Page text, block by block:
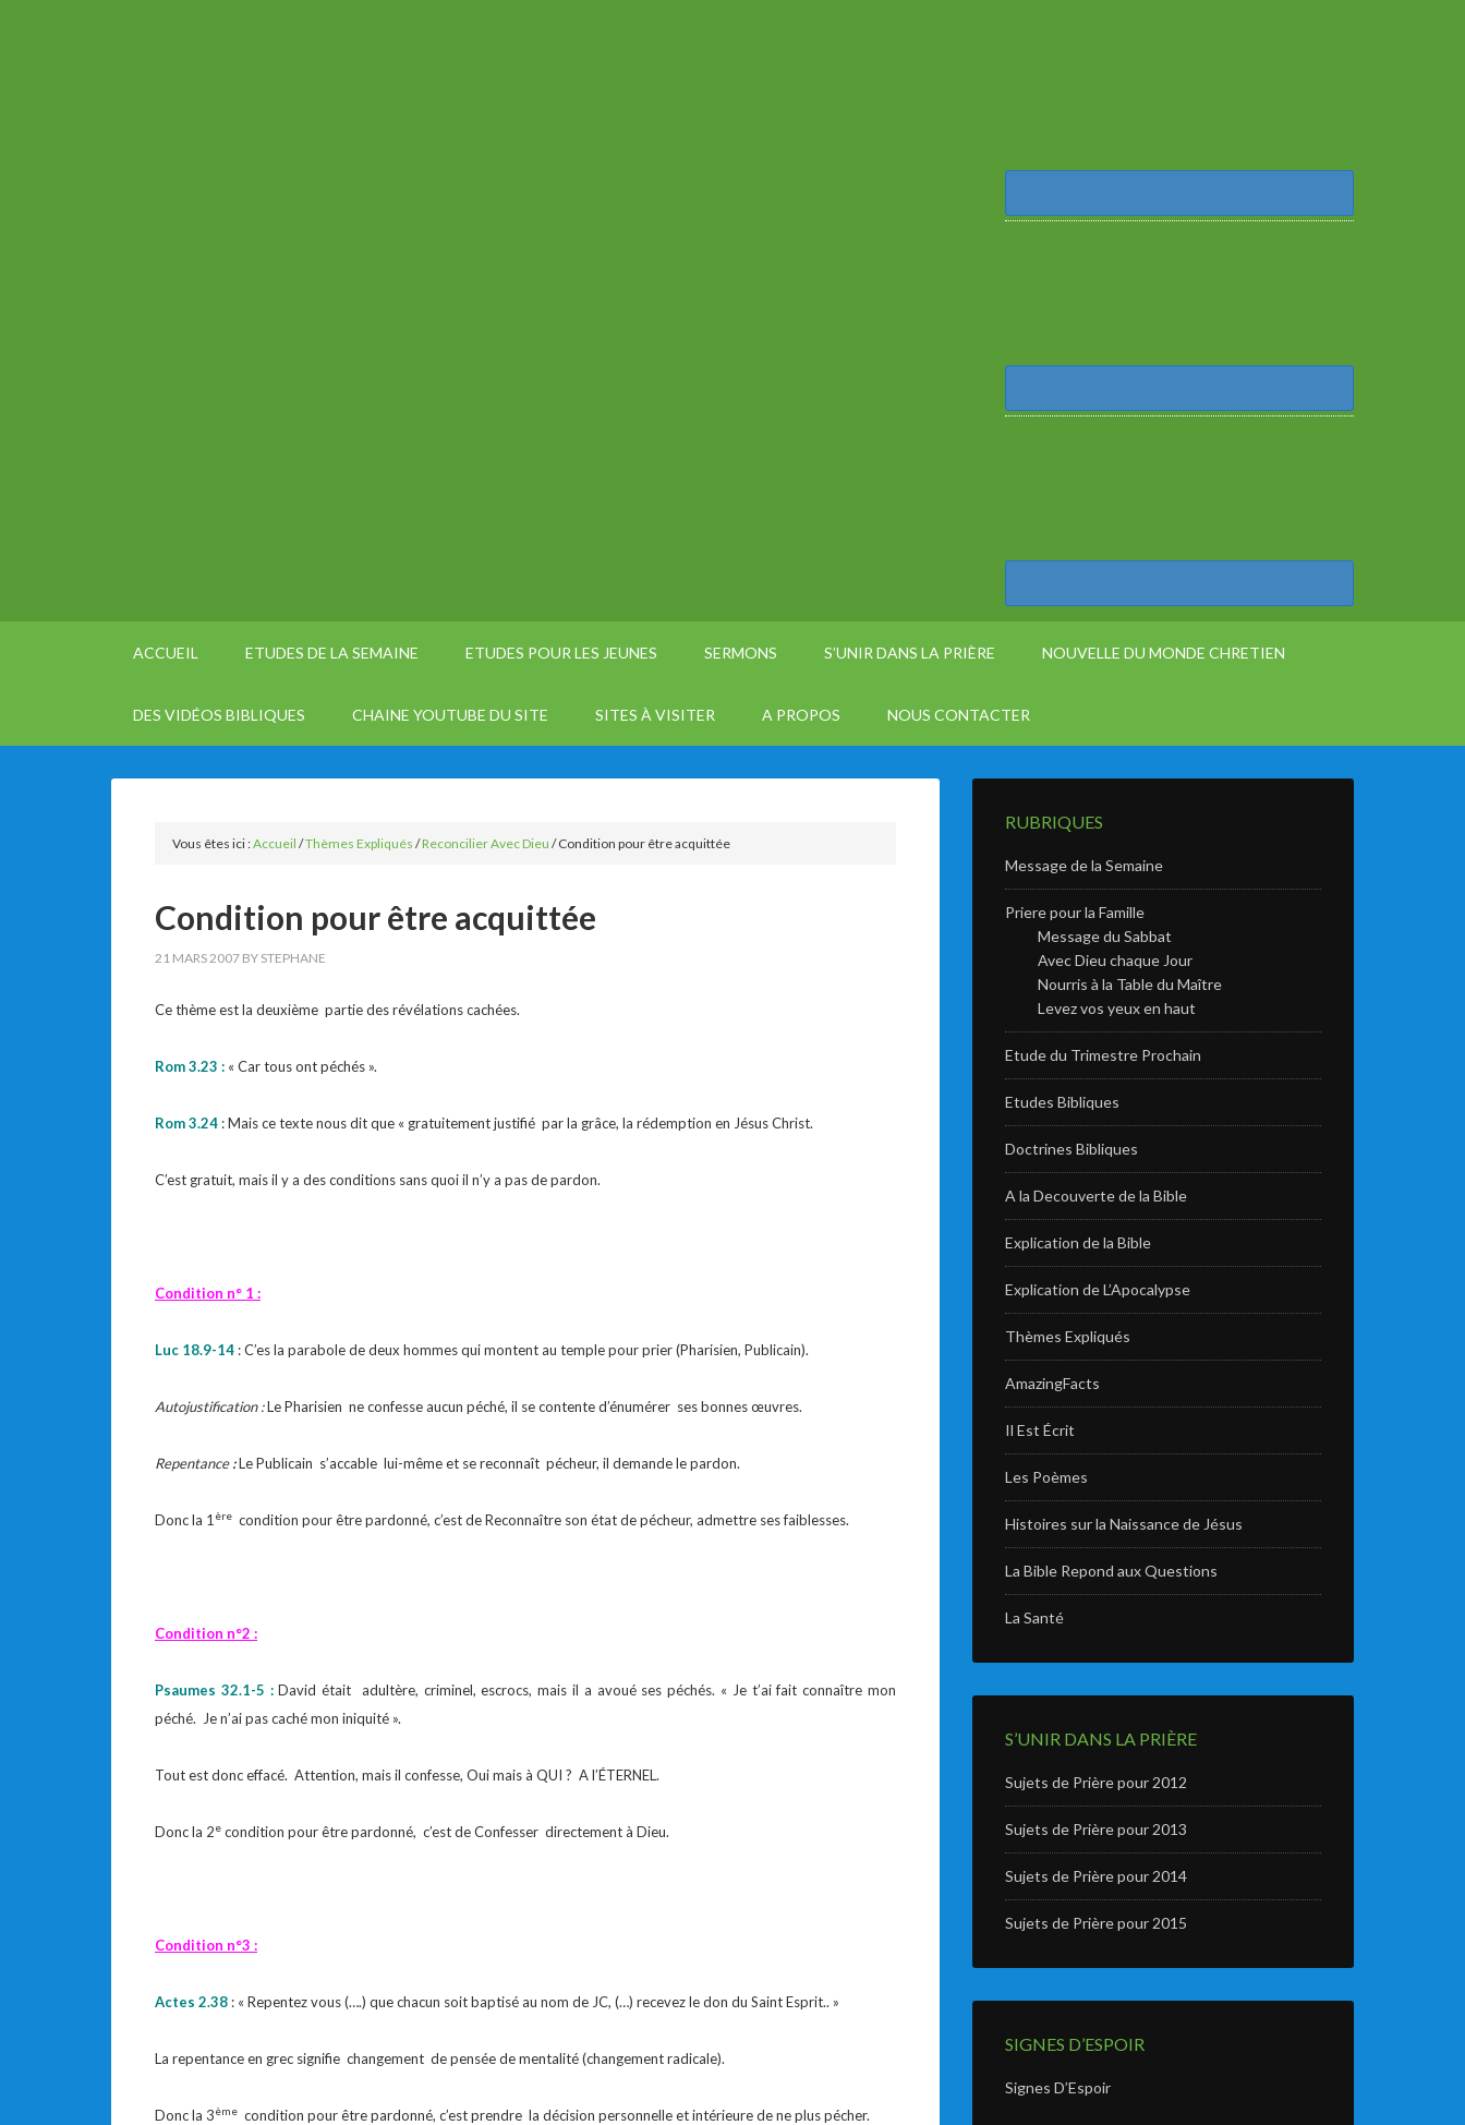
ACCUEIL ETUDES DE LA SEMAINE ETUDES POUR LES JEUNES SERMONS S’UNIR DANS LA PRIÈRE NOUVELLE DU MONDE CHRETIEN
DES VIDÉOS BIBLIQUES CHAINE YOUTUBE DU SITE SITES À VISITER A PROPOS NOUS CONTACTER
Vous êtes ici :Accueil /Thèmes Expliqués /Reconcilier Avec Dieu /Condition pour être acquittée
Condition pour être acquittée
21 MARS 2007 BY STEPHANE
Ce thème est la deuxième partie des révélations cachées.
Rom 3.23 : « Car tous ont péchés ».
Rom 3.24 : Mais ce texte nous dit que « gratuitement justifié par la grâce, la rédemption en Jésus Christ.
C’est gratuit, mais il y a des conditions sans quoi il n’y a pas de pardon.
Condition n° 1 :
Luc 18.9-14 : C’es la parabole de deux hommes qui montent au temple pour prier (Pharisien, Publicain).
Autojustification:Le Pharisien ne confesse aucun péché, il se contente d’énumérer ses bonnes œuvres.
Repentance :Le Publicain s’accable lui-même et se reconnaît pécheur, il demande le pardon.
Donc la 1 ère condition pour être pardonné, c’est de Reconnaître son état de pécheur, admettre ses faiblesses.
Condition n°2 :
Psaumes 32.1-5 :David était adultère, criminel, escrocs, mais il a avoué ses péchés. « Je t’ai fait connaître mon
péché. Je n’ai pas caché mon iniquité ».
Tout est donc effacé. Attention, mais il confesse, Oui mais à QUI ? A l’ÉTERNEL.
Donc la 2e condition pour être pardonné, c’est de Confesser directement à Dieu.
Condition n°3 :
Actes 2.38 : « Repentez vous (….) que chacun soit baptisé au nom de JC, (…) recevez le don du Saint Esprit.. »
La repentance en grec signifie changement de pensée de mentalité (changement radicale).
Donc la 3ème condition pour être pardonné, c’est prendre la décision personnelle et intérieure de ne plus pécher.
RUBRIQUES
Message de la Semaine
Priere pour la Famille
Message du Sabbat
Avec Dieu chaque Jour
Nourris à la Table du Maître
Levez vos yeux en haut
Etude du Trimestre Prochain
Etudes Bibliques
Doctrines Bibliques
A la Decouverte de la Bible
Explication de la Bible
Explication de L’Apocalypse
Thèmes Expliqués
AmazingFacts
Il Est Écrit
Les Poèmes
Histoires sur la Naissance de Jésus
La Bible Repond aux Questions
La Santé
S’UNIR DANS LA PRIÈRE
Sujets de Prière pour 2012
Sujets de Prière pour 2013
Sujets de Prière pour 2014
Sujets de Prière pour 2015
SIGNES D’ESPOIR
Signes D’Espoir